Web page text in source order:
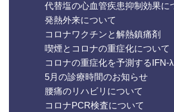
代替塩の心血管疾患抑制効果に
発熱外来について
コロナワクチンと解熱鎮痛剤
喫煙とコロナの重症化について
コロナの重症化を予測するIFN-
5月の診療時間のお知らせ
腰痛のリハビリについて
コロナPCR検査について